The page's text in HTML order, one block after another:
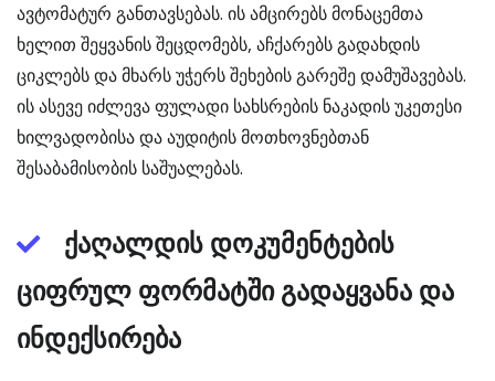
ავტომატურ განთავსებას. ის ამცირებს მონაცემთა
ხელით შეყვანის შეცდომებს, აჩქარებს გადახდის
ციკლებს და მხარს უჭერს შეხების გარეშე დამუშავებას.
ის ასევე იძლევა ფულადი სახსრების ნაკადის უკეთესი
ხილვადობისა და აუდიტის მოთხოვნებთან
შესაბამისობის საშუალებას.
ქაღალდის დოკუმენტების
ციფრულ ფორმატში გადაყვანა და
ინდექსირება